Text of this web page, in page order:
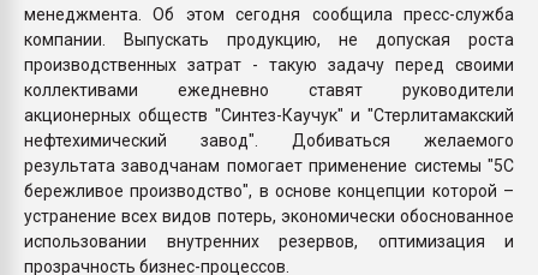
менеджмента. Об этом сегодня сообщила пресс-служба
компании. Выпускать продукцию, не допуская роста
производственных затрат - такую задачу перед своими
коллективами ежедневно ставят руководители
акционерных обществ "Синтез-Каучук" и "Стерлитамакский
нефтехимический завод". Добиваться желаемого
результата заводчанам помогает применение системы "5С
бережливое производство", в основе концепции которой –
устранение всех видов потерь, экономически обоснованное
использовании внутренних резервов, оптимизация и
прозрачность бизнес-процессов.